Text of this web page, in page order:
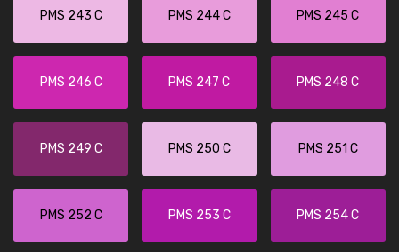
PMS 243 C PMS 244 C PMS 245 C
PMS 246 C PMS 247 C PMS 248 C
PMS 249 C PMS 250 C PMS 251 C
PMS 252 C PMS 253 C PMS 254 C